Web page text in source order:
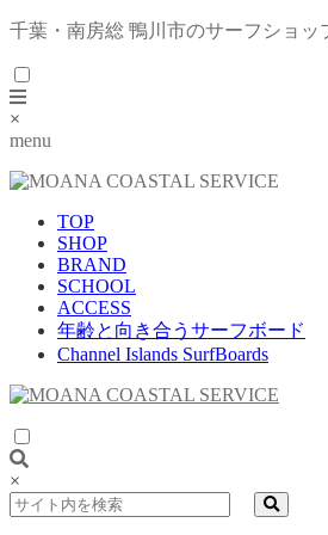
千葉・南房総 鴨川市のサーフショ
×
menu
TOP
SHOP
BRAND
SCHOOL
ACCESS
年齢と向き合うサーフボード
Channel Islands SurfBoards
×